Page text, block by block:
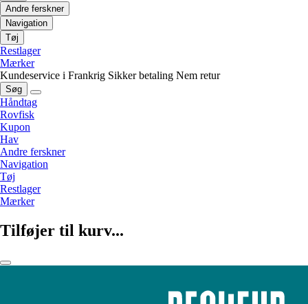
Andre ferskner
Navigation
Tøj
Restlager
Mærker
Kundeservice i Frankrig Sikker betaling Nem retur
Søg
Håndtag
Rovfisk
Kupon
Hav
Andre ferskner
Navigation
Tøj
Restlager
Mærker
Tilføjer til kurv...